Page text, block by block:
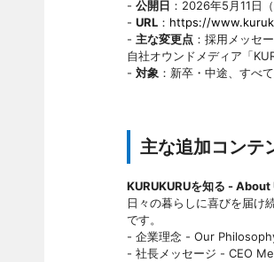
- 公開日 ：2026年5月11日（
- URL： https://
- 主な変更点：採用メッセ
自社オウンドメディア「
- 対象 ：新卒・中途、すべ
主な追加コンテ
KURUKURUを知る - About
日々の暮らしに喜びを届け
です。
- 企業理念 - Our
- 社長メッセージ - CEO